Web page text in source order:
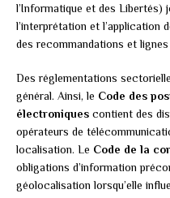
l’Informatique et des Libertés)
l’interprétation et l’application
des recommandations et
Des réglementations
général. Ainsi, le Code des
électroniques contient des
opérateurs de
localisation. Le Code de la
obligations d’information
géolocalisation lorsqu’elle